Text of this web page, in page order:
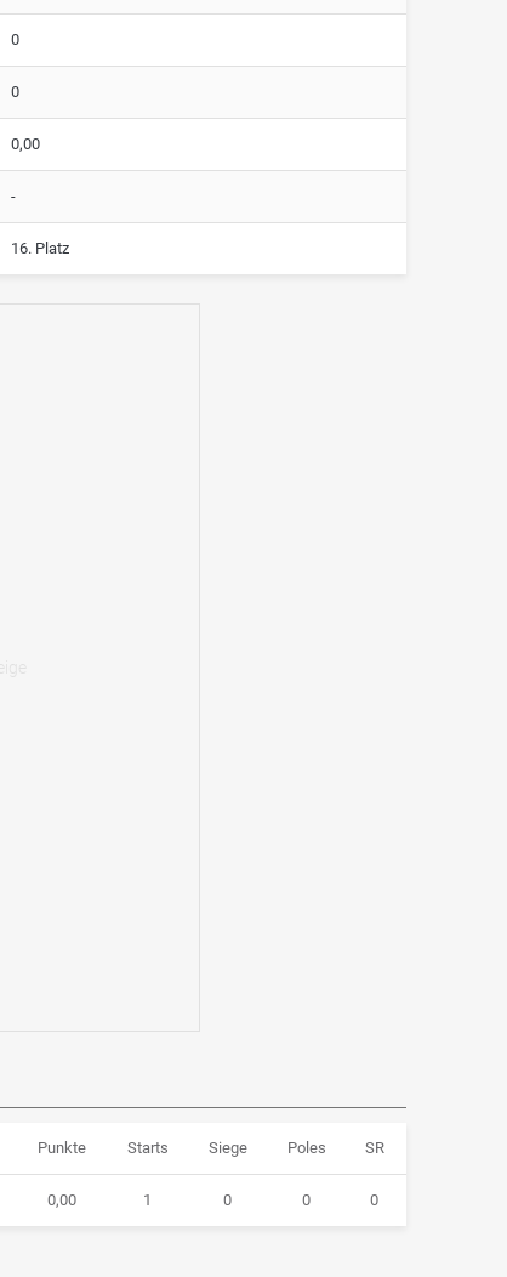
0
0
0,00
-
16. Platz
Punkte Starts Siege Poles SR
0,00 1 0 0 0